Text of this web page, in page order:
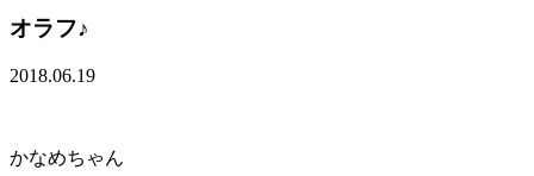
オラフ♪
2018.06.19
かなめちゃん